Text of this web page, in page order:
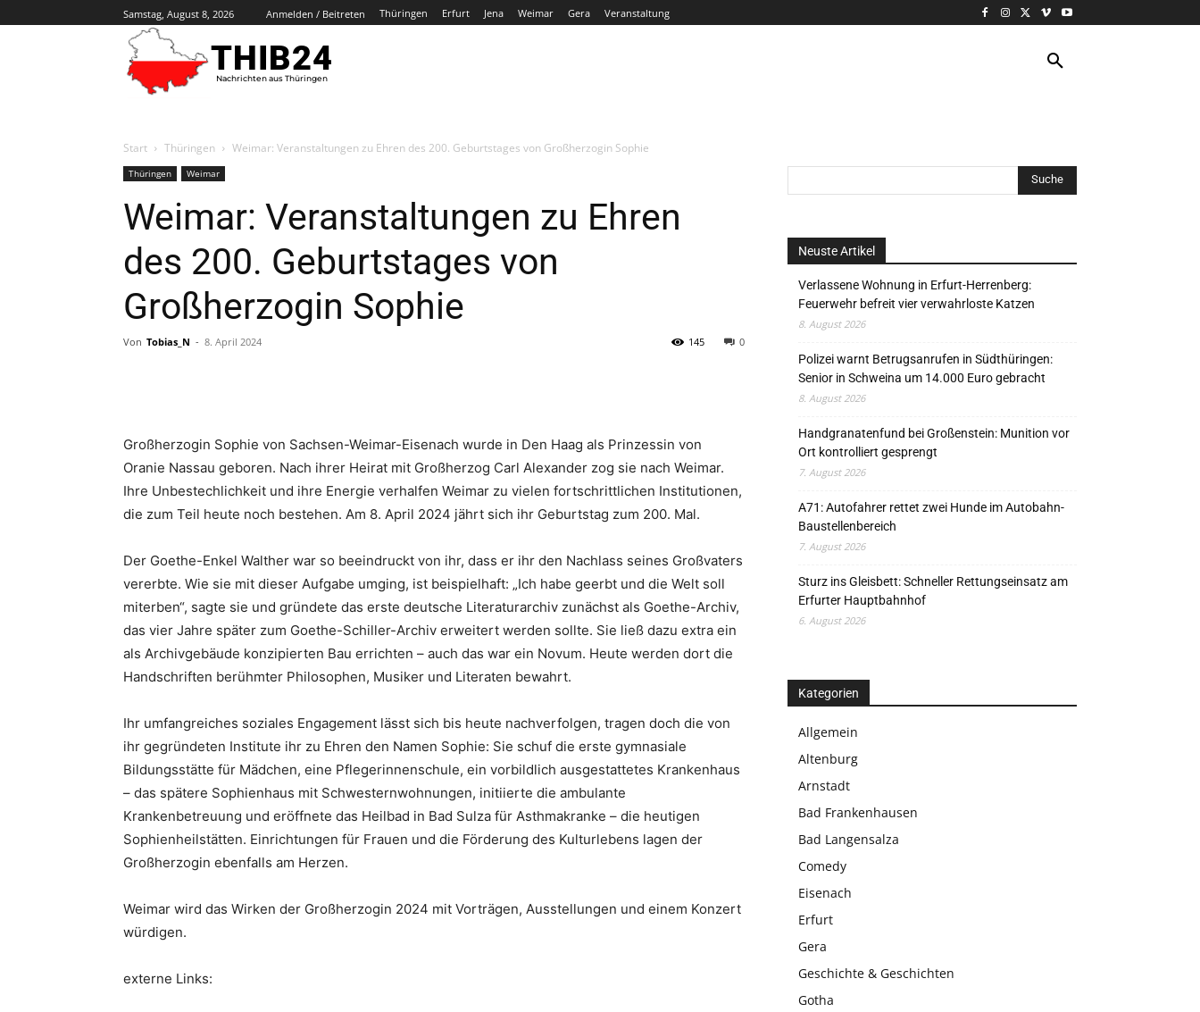
Samstag, August 8, 2026 Anmelden / Beitreten Thüringen Erfurt Jena Weimar Gera Veranstaltung
THIB24
Nachrichten aus Thüringen
Start Thüringen Weimar: Veranstaltungen zu Ehren des 200. Geburtstages von Großherzogin Sophie
Thüringen Weimar
Weimar: Veranstaltungen zu Ehren
des 200. Geburtstages von
Großherzogin Sophie
Von Tobias_N - 8. April 2024 0
145
Großherzogin Sophie von Sachsen-Weimar-Eisenach wurde in Den Haag als Prinzessin von
Oranie Nassau geboren. Nach ihrer Heirat mit Großherzog Carl Alexander zog sie nach Weimar.
Ihre Unbestechlichkeit und ihre Energie verhalfen Weimar zu vielen fortschrittlichen Institutionen,
die zum Teil heute noch bestehen. Am 8. April 2024 jährt sich ihr Geburtstag zum 200. Mal.
Der Goethe-Enkel Walther war so beeindruckt von ihr, dass er ihr den Nachlass seines Großvaters
vererbte. Wie sie mit dieser Aufgabe umging, ist beispielhaft: „Ich habe geerbt und die Welt soll
miterben“, sagte sie und gründete das erste deutsche Literaturarchiv zunächst als Goethe-Archiv,
das vier Jahre später zum Goethe-Schiller-Archiv erweitert werden sollte. Sie ließ dazu extra ein
als Archivgebäude konzipierten Bau errichten – auch das war ein Novum. Heute werden dort die
Handschriften berühmter Philosophen, Musiker und Literaten bewahrt.
Ihr umfangreiches soziales Engagement lässt sich bis heute nachverfolgen, tragen doch die von
ihr gegründeten Institute ihr zu Ehren den Namen Sophie: Sie schuf die erste gymnasiale
Bildungsstätte für Mädchen, eine Pflegerinnenschule, ein vorbildlich ausgestattetes Krankenhaus
– das spätere Sophienhaus mit Schwesternwohnungen, initiierte die ambulante
Krankenbetreuung und eröffnete das Heilbad in Bad Sulza für Asthmakranke – die heutigen
Sophienheilstätten. Einrichtungen für Frauen und die Förderung des Kulturlebens lagen der
Großherzogin ebenfalls am Herzen.
Weimar wird das Wirken der Großherzogin 2024 mit Vorträgen, Ausstellungen und einem Konzert
würdigen.
externe Links:
Neuste Artikel
Verlassene Wohnung in Erfurt-Herrenberg:
Feuerwehr befreit vier verwahrloste Katzen
8. August 2026
Polizei warnt Betrugsanrufen in Südthüringen:
Senior in Schweina um 14.000 Euro gebracht
8. August 2026
Handgranatenfund bei Großenstein: Munition vor
Ort kontrolliert gesprengt
7. August 2026
A71: Autofahrer rettet zwei Hunde im Autobahn-
Baustellenbereich
7. August 2026
Sturz ins Gleisbett: Schneller Rettungseinsatz am
Erfurter Hauptbahnhof
6. August 2026
Kategorien
Allgemein
Altenburg
Arnstadt
Bad Frankenhausen
Bad Langensalza
Comedy
Eisenach
Erfurt
Gera
Geschichte & Geschichten
Gotha